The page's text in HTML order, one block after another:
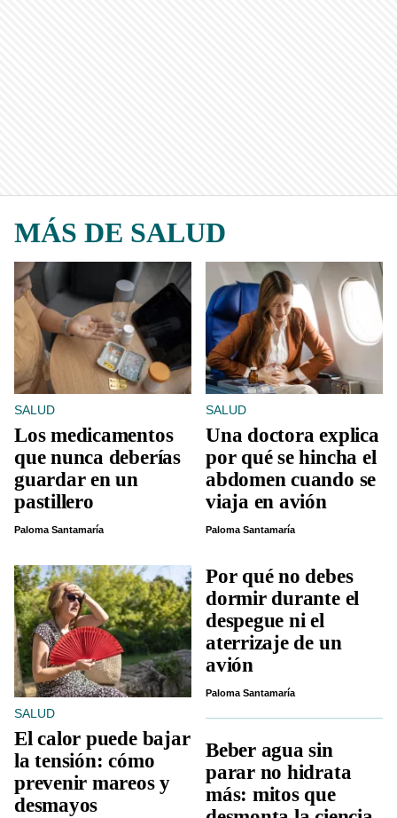
MÁS DE SALUD
SALUD
Los medicamentos
que nunca deberías
guardar en un
pastillero
Paloma Santamaría
SALUD
Una doctora explica
por qué se hincha el
abdomen cuando se
viaja en avión
Paloma Santamaría
SALUD
El calor puede bajar
la tensión: cómo
prevenir mareos y
desmayos
Por qué no debes
dormir durante el
despegue ni el
aterrizaje de un
avión
Paloma Santamaría
Beber agua sin
parar no hidrata
más: mitos que